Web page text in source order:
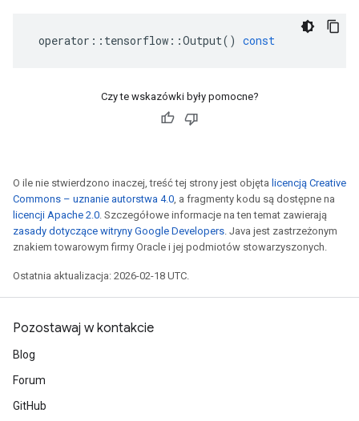
operator :: tensorflow ::Output() const
Czy te wskazówki były pomocne?
O ile nie stwierdzono inaczej, treść tej strony jest objęta licencją Creative
Commons – uznanie autorstwa 4.0, a fragmenty kodu są dostępne na
licencji Apache 2.0. Szczegółowe informacje na ten temat zawierają
zasady dotyczące witryny Google Developers. Java jest zastrzeżonym
znakiem towarowym firmy Oracle i jej podmiotów stowarzyszonych.
Ostatnia aktualizacja: 2026-02-18 UTC.
Pozostawaj w kontakcie
Blog
Forum
GitHub